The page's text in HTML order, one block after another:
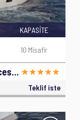
Hanse 455 - 4 cab. - Bare Necessities - 2018
KAPASİTE
10 Misafir
Teklif iste